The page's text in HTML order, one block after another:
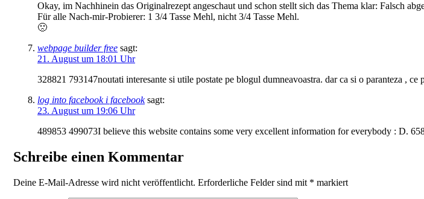
Okay, im Nachhinein das Originalrezept angeschaut und schon stellt sich das Thema klar: Falsch
Für alle Nach-mir-Probierer: 1 3/4 Tasse Mehl, nicht 3/4 Tasse Mehl.
🙁
webpage builder free sagt:
21. August um 18:01 Uhr
328821 793147noutati interesante si utile postate pe blogul dumneavoastra. dar ca si o paranteza ,
log into facebook i facebook sagt:
23. August um 19:06 Uhr
489853 499073I believe this website contains some very excellent information for everybody : D.
Schreibe einen Kommentar
Deine E-Mail-Adresse wird nicht veröffentlicht. Erforderliche Felder sind mit * markiert